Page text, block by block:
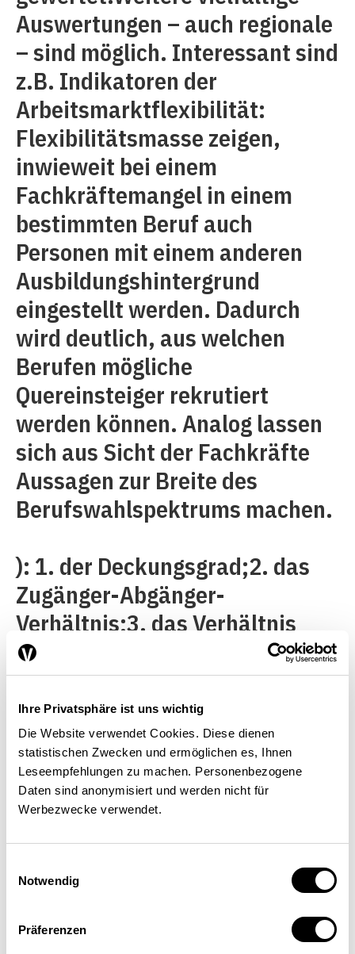
Ihre Privatsphäre ist uns wichtig
Die Website verwendet Cookies. Diese dienen
statistischen Zwecken und ermöglichen es, Ihnen
Leseempfehlungen zu machen. Personenbezogene
Daten sind anonymisiert und werden nicht für
Werbezwecke verwendet.
Notwendig
Präferenzen
Auswertungen – auch regionale
– sind möglich. Interessant sind
z.B. Indikatoren der
Arbeitsmarktflexibilität:
Flexibilitätsmasse zeigen,
inwieweit bei einem
Fachkräftemangel in einem
bestimmten Beruf auch
Personen mit einem anderen
Ausbildungshintergrund
eingestellt werden. Dadurch
wird deutlich, aus welchen
Berufen mögliche
Quereinsteiger rekrutiert
werden können. Analog lassen
sich aus Sicht der Fachkräfte
Aussagen zur Breite des
Berufswahlspektrums machen.
): 1. der Deckungsgrad;2. das
Zugänger-Abgänger-
Verhältnis;3. das Verhältnis
zwischen offenen Stellen und
Arbeitslosen (UV-Verhältnis);4.
die Migrationsentwicklung. Als
einen dieser zentralen
Indikatoren zum
Fachkräftemangel sehen wir
also eine hohe
zugrundeliegende These ist,
dass Migration in die Schweiz
weitgehend nachfragegetrieben
ist